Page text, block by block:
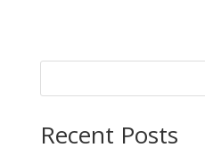
Recent Posts